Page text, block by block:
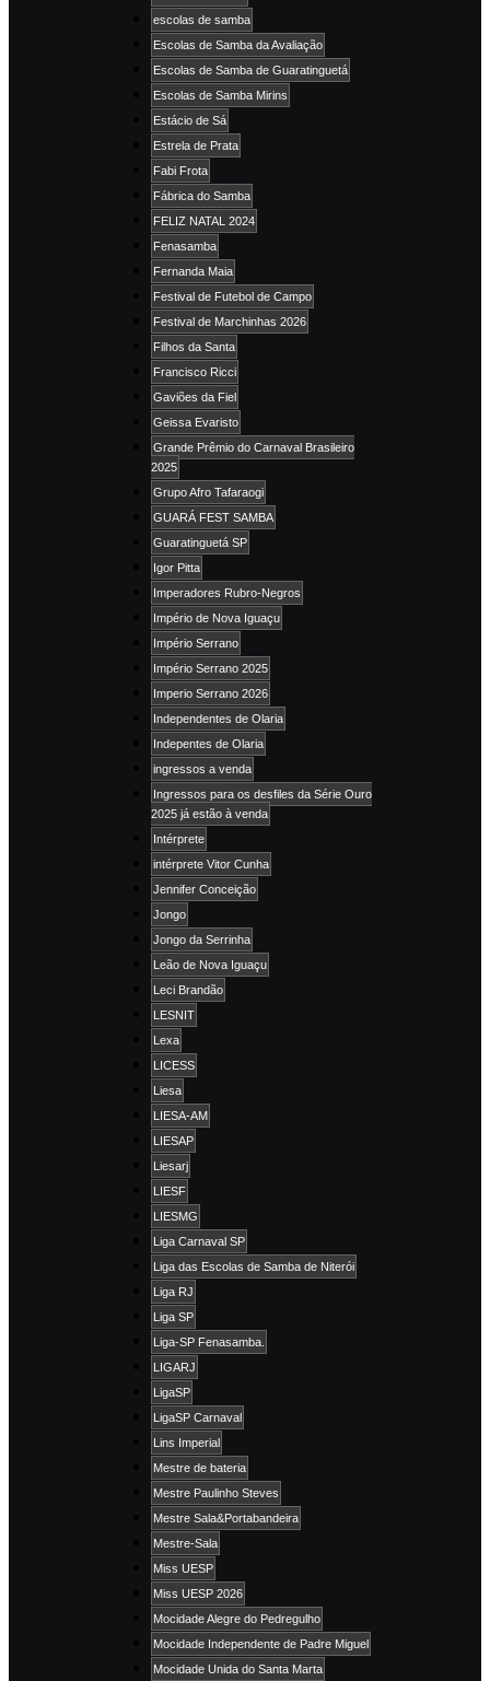
escolas de samba
Escolas de Samba da Avaliação
Escolas de Samba de Guaratinguetá
Escolas de Samba Mirins
Estácio de Sá
Estrela de Prata
Fabi Frota
Fábrica do Samba
FELIZ NATAL 2024
Fenasamba
Fernanda Maia
Festival de Futebol de Campo
Festival de Marchinhas 2026
Filhos da Santa
Francisco Ricci
Gaviões da Fiel
Geissa Evaristo
Grande Prêmio do Carnaval Brasileiro
2025
Grupo Afro Tafaraogi
GUARÁ FEST SAMBA
Guaratinguetá SP
Igor Pitta
Imperadores Rubro-Negros
Império de Nova Iguaçu
Império Serrano
Império Serrano 2025
Imperio Serrano 2026
Independentes de Olaria
Indepentes de Olaria
ingressos a venda
Ingressos para os desfiles da Série Ouro
2025 já estão à venda
Intérprete
intérprete Vitor Cunha
Jennifer Conceição
Jongo
Jongo da Serrinha
Leão de Nova Iguaçu
Leci Brandão
LESNIT
Lexa
LICESS
Liesa
LIESA-AM
LIESAP
Liesarj
LIESF
LIESMG
Liga Carnaval SP
Liga das Escolas de Samba de Niterói
Liga RJ
Liga SP
Liga-SP Fenasamba.
LIGARJ
LigaSP
LigaSP Carnaval
Lins Imperial
Mestre de bateria
Mestre Paulinho Steves
Mestre Sala&Portabandeira
Mestre-Sala
Miss UESP
Miss UESP 2026
Mocidade Alegre do Pedregulho
Mocidade Independente de Padre Miguel
Mocidade Unida do Santa Marta